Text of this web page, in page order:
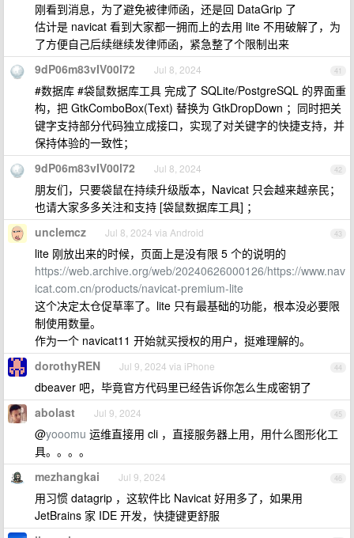
刚看到消息，为了避免被律师函，还是回 DataGrip 了
估计是 navicat 看到大家都一拥而上的去用 lite 不用破解了，为
了方便自己后续继续发律师函，紧急整了个限制出来
41
9dP06m83vIV00l72 Jul 8, 2024
#数据库 #袋鼠数据库工具 完成了 SQLite/PostgreSQL 的界面重
构，把 GtkComboBox(Text) 替换为 GtkDropDown ；同时把关
键字支持部分代码独立成接口，实现了对关键字的快捷支持，并
保持体验的一致性；
42
9dP06m83vIV00l72 Jul 8, 2024
朋友们，只要袋鼠在持续升级版本，Navicat 只会越来越亲民；
也请大家多多关注和支持 [袋鼠数据库工具] ；
43
unclemcz Jul 8, 2024 via Android
lite 刚放出来的时候，页面上是没有限 5 个的说明的
https://web.archive.org/web/20240626000126/https://www.nav
icat.com.cn/products/navicat-premium-lite
这个决定太仓促草率了。lite 只有最基础的功能，根本没必要限
制使用数量。
作为一个 navicat11 开始就买授权的用户，挺难理解的。
44
dorothyREN Jul 9, 2024 via iPhone
dbeaver 吧，毕竟官方代码里已经告诉你怎么生成密钥了
45
abolast Jul 9, 2024
@yooomu 运维直接用 cli ，直接服务器上用，用什么图形化工
具。。。。
46
mezhangkai Jul 9, 2024
用习惯 datagrip ，这软件比 Navicat 好用多了，如果用
JetBrains 家 IDE 开发，快捷键更舒服